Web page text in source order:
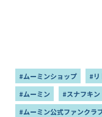
#ムーミンショップ #リ
#ムーミン
#スナフキン
#ムーミン公式ファンクラ